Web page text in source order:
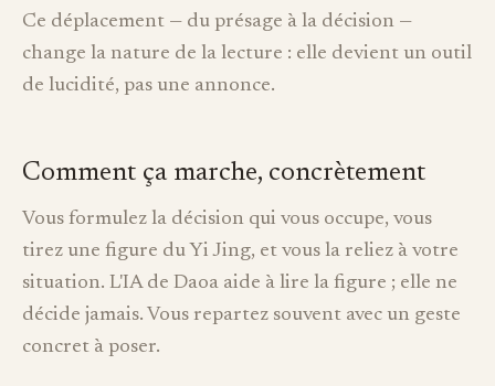
Ce déplacement — du présage à la décision —
change la nature de la lecture : elle devient un outil
de lucidité, pas une annonce.
Comment ça marche, concrètement
Vous formulez la décision qui vous occupe, vous
tirez une figure du Yi Jing, et vous la reliez à votre
situation. L'IA de Daoa aide à lire la figure ; elle ne
décide jamais. Vous repartez souvent avec un geste
concret à poser.